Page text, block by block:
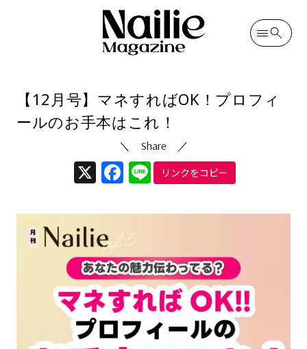
（更新日 2025/08/19 ）
【12月号】マネすればOK！プロフィ
ールのお手本はこれ！
X Facebook
Line
リンクをコピー